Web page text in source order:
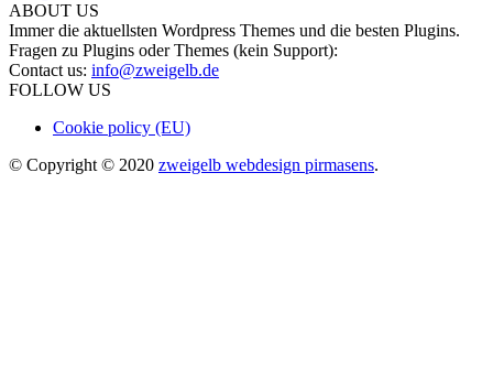
ABOUT US
Immer die aktuellsten Wordpress Themes und die besten Plugins.
Fragen zu Plugins oder Themes (kein Support):
Contact us: info@zweigelb.de
FOLLOW US
Cookie policy (EU)
© Copyright © 2020 zweigelb webdesign pirmasens.